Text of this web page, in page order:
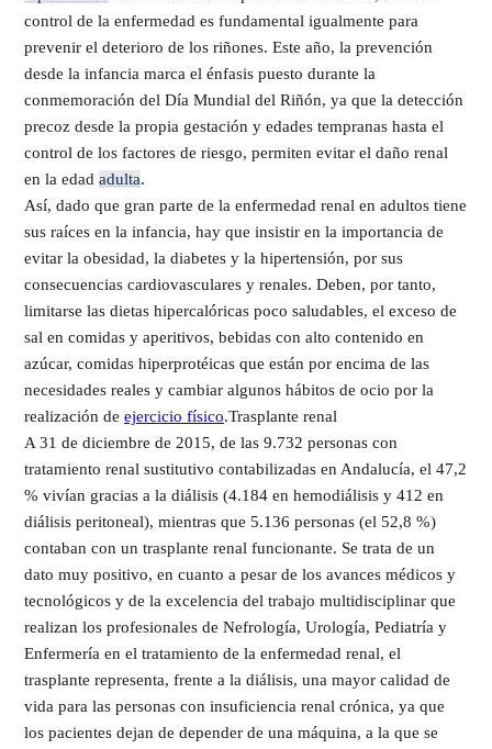
control de la enfermedad es fundamental igualmente para
prevenir el deterioro de los riñones. Este año, la prevención
desde la infancia marca el énfasis puesto durante la
conmemoración del Día Mundial del Riñón, ya que la detección
precoz desde la propia gestación y edades tempranas hasta el
control de los factores de riesgo, permiten evitar el daño renal
en la edad adulta.
Así, dado que gran parte de la enfermedad renal en adultos tiene
sus raíces en la infancia, hay que insistir en la importancia de
evitar la obesidad, la diabetes y la hipertensión, por sus
consecuencias cardiovasculares y renales. Deben, por tanto,
limitarse las dietas hipercalóricas poco saludables, el exceso de
sal en comidas y aperitivos, bebidas con alto contenido en
azúcar, comidas hiperprotéicas que están por encima de las
necesidades reales y cambiar algunos hábitos de ocio por la
realización de ejercicio físico.Trasplante renal
A 31 de diciembre de 2015, de las 9.732 personas con
tratamiento renal sustitutivo contabilizadas en Andalucía, el 47,2
% vivían gracias a la diálisis (4.184 en hemodiálisis y 412 en
diálisis peritoneal), mientras que 5.136 personas (el 52,8 %)
contaban con un trasplante renal funcionante. Se trata de un
dato muy positivo, en cuanto a pesar de los avances médicos y
tecnológicos y de la excelencia del trabajo multidisciplinar que
realizan los profesionales de Nefrología, Urología, Pediatría y
Enfermería en el tratamiento de la enfermedad renal, el
trasplante representa, frente a la diálisis, una mayor calidad de
vida para las personas con insuficiencia renal crónica, ya que
los pacientes dejan de depender de una máquina, a la que se